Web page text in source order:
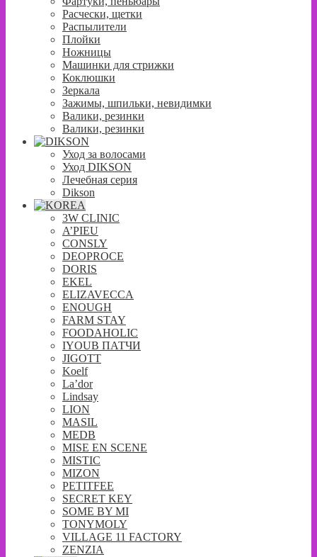
Расчески, щетки
Распылители
Плойки
Ножницы
Машинки для стрижки
Коклюшки
Зеркала
Зажимы, шпильки, невидимки
Валики, резинки
Валики, резинки
Уход за волосами
Уход DIKSON
Лечебная серия
Dikson
3W CLINIC
A’PIEU
CONSLY
DEOPROCE
DORIS
EKEL
ELIZAVECCA
ENOUGH
FARM STAY
FOODAHOLIC
IYOUB ПАТЧИ
JIGOTT
Koelf
La’dor
Lindsay
LION
MASIL
MEDB
MISE EN SCENE
MISTIC
MIZON
PETITFEE
SECRET KEY
SOME BY MI
TONYMOLY
VILLAGE 11 FACTORY
ZENZIA